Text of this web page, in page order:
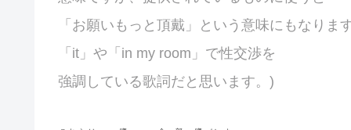
「お願いもっと頂戴」という意味にもなります
「it」や「in my room」で性交渉を
強調している歌詞だと思います。)